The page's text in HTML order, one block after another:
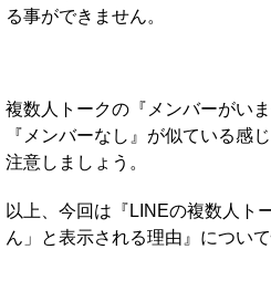
る事ができません。
複数人トークの『メンバーがい
『メンバーなし』が似ている感
注意しましょう。
以上、今回は『LINEの複数人ト
ん」と表示される理由』につい